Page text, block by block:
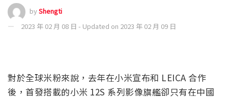
byShengti
2023 年 02 月 08 日 - Updated on 2023 年 02 月 09 日
對於全球米粉來說，去年在小米宣布和 LEICA 合作
後，首發搭載的小米 12S 系列影像旗艦卻只有在中國